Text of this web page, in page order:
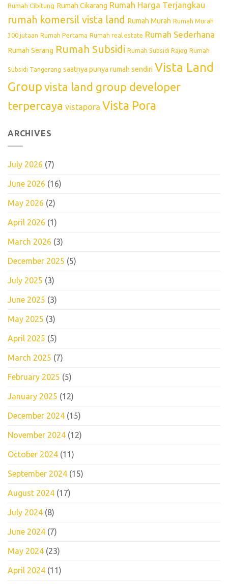
Rumah Cibitung Rumah Cikarang Rumah Harga Terjangkau
rumah komersil vista land Rumah Murah Rumah Murah
300 jutaan Rumah Pertama Rumah real estate Rumah Sederhana
Rumah Serang Rumah Subsidi Rumah Subsidi Rajeg Rumah
Subsidi Tangerang saatnya punya rumah sendiri Vista Land
Group vista land group developer
terpercaya vistapora Vista Pora
ARCHIVES
July 2026 (7)
June 2026 (16)
May 2026 (2)
April 2026 (1)
March 2026 (3)
December 2025 (5)
July 2025 (3)
June 2025 (3)
May 2025 (3)
April 2025 (5)
March 2025 (7)
February 2025 (5)
January 2025 (12)
December 2024 (15)
November 2024 (12)
October 2024 (11)
September 2024 (15)
August 2024 (17)
July 2024 (8)
June 2024 (7)
May 2024 (23)
April 2024 (11)